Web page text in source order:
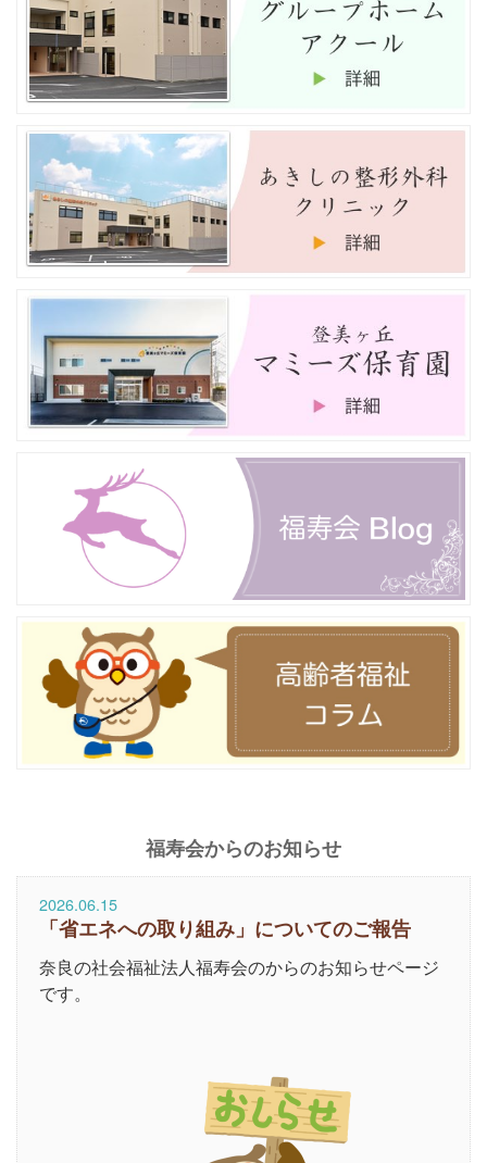
福寿会からのお知らせ
2026.06.15
「省エネへの取り組み」についてのご報告
奈良の社会福祉法人福寿会のからのお知らせページ
です。